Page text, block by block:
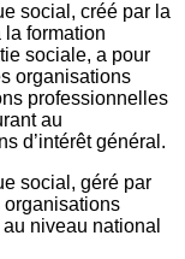
social, créé par la
la formation
sociale, a pour
organisations
professionnelles
au
d’intérêt général.
social, géré par
organisations
niveau national